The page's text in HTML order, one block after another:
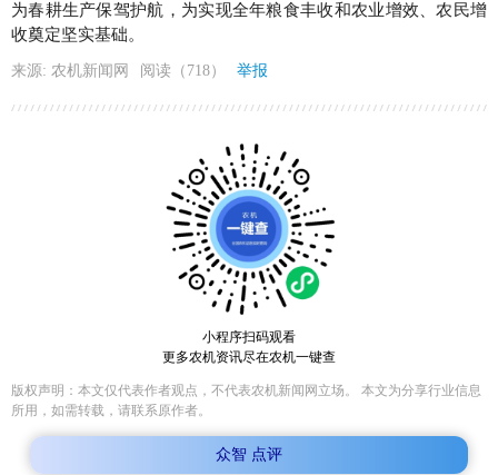
为春耕生产保驾护航，为实现全年粮食丰收和农业增效、农民增
收奠定坚实基础。
来源: 农机新闻网 阅读（718） 举报
小程序扫码观看
更多农机资讯尽在农机一键查
版权声明：本文仅代表作者观点，不代表农机新闻网立场。 本文为分享行业信息
所用，如需转载，请联系原作者。
众智 点评